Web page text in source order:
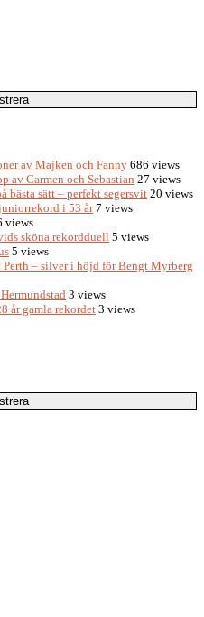
av Majken och Fanny 686 views
av Carmen och Sebastian 27 views
bästa sätt – perfekt segersvit 20 views
i 53 år 7 views
views
sköna rekordduell 5 views
5 views
– silver i höjd för Bengt Myrberg
3 views
år gamla rekordet 3 views